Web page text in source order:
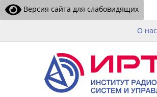
Версия сайта для слабовидящих
О нас